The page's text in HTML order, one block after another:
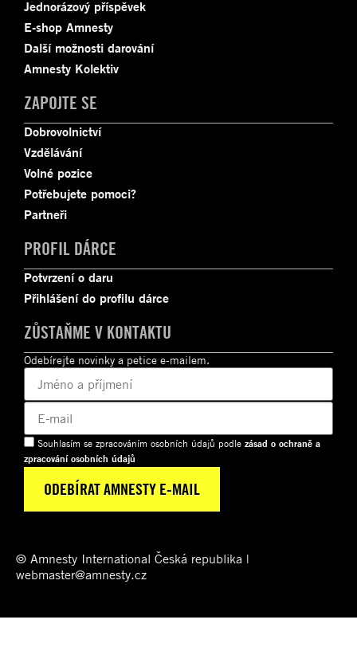
Jednorázový příspěvek
E-shop Amnesty
Další možnosti darování
Amnesty Kolektiv
ZAPOJTE SE
Dobrovolnictví
Vzdělávání
Volné pozice
Potřebujete pomoci?
Partneři
PROFIL DÁRCE
Potvrzení o daru
Přihlášení do profilu dárce
ZŮSTAŇME V KONTAKTU
Odebírejte novinky a petice e-mailem.
Souhlasím se zpracováním osobních údajů podle zásad o ochraně a
zpracování osobních údajů
© Amnesty International Česká republika |
webmaster@amnesty.cz